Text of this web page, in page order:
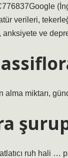
verileri,
ve
alma miktarı,
ruh hali